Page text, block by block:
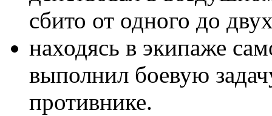
сбито от одного до
находясь в экипаже
выполнил боевую
противнике.